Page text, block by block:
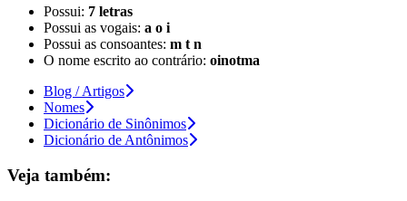
Possui: 7 letras
Possui as vogais: a o i
Possui as consoantes: m t n
O nome escrito ao contrário: oinotma
Blog / Artigos
Nomes
Dicionário de Sinônimos
Dicionário de Antônimos
Veja também: